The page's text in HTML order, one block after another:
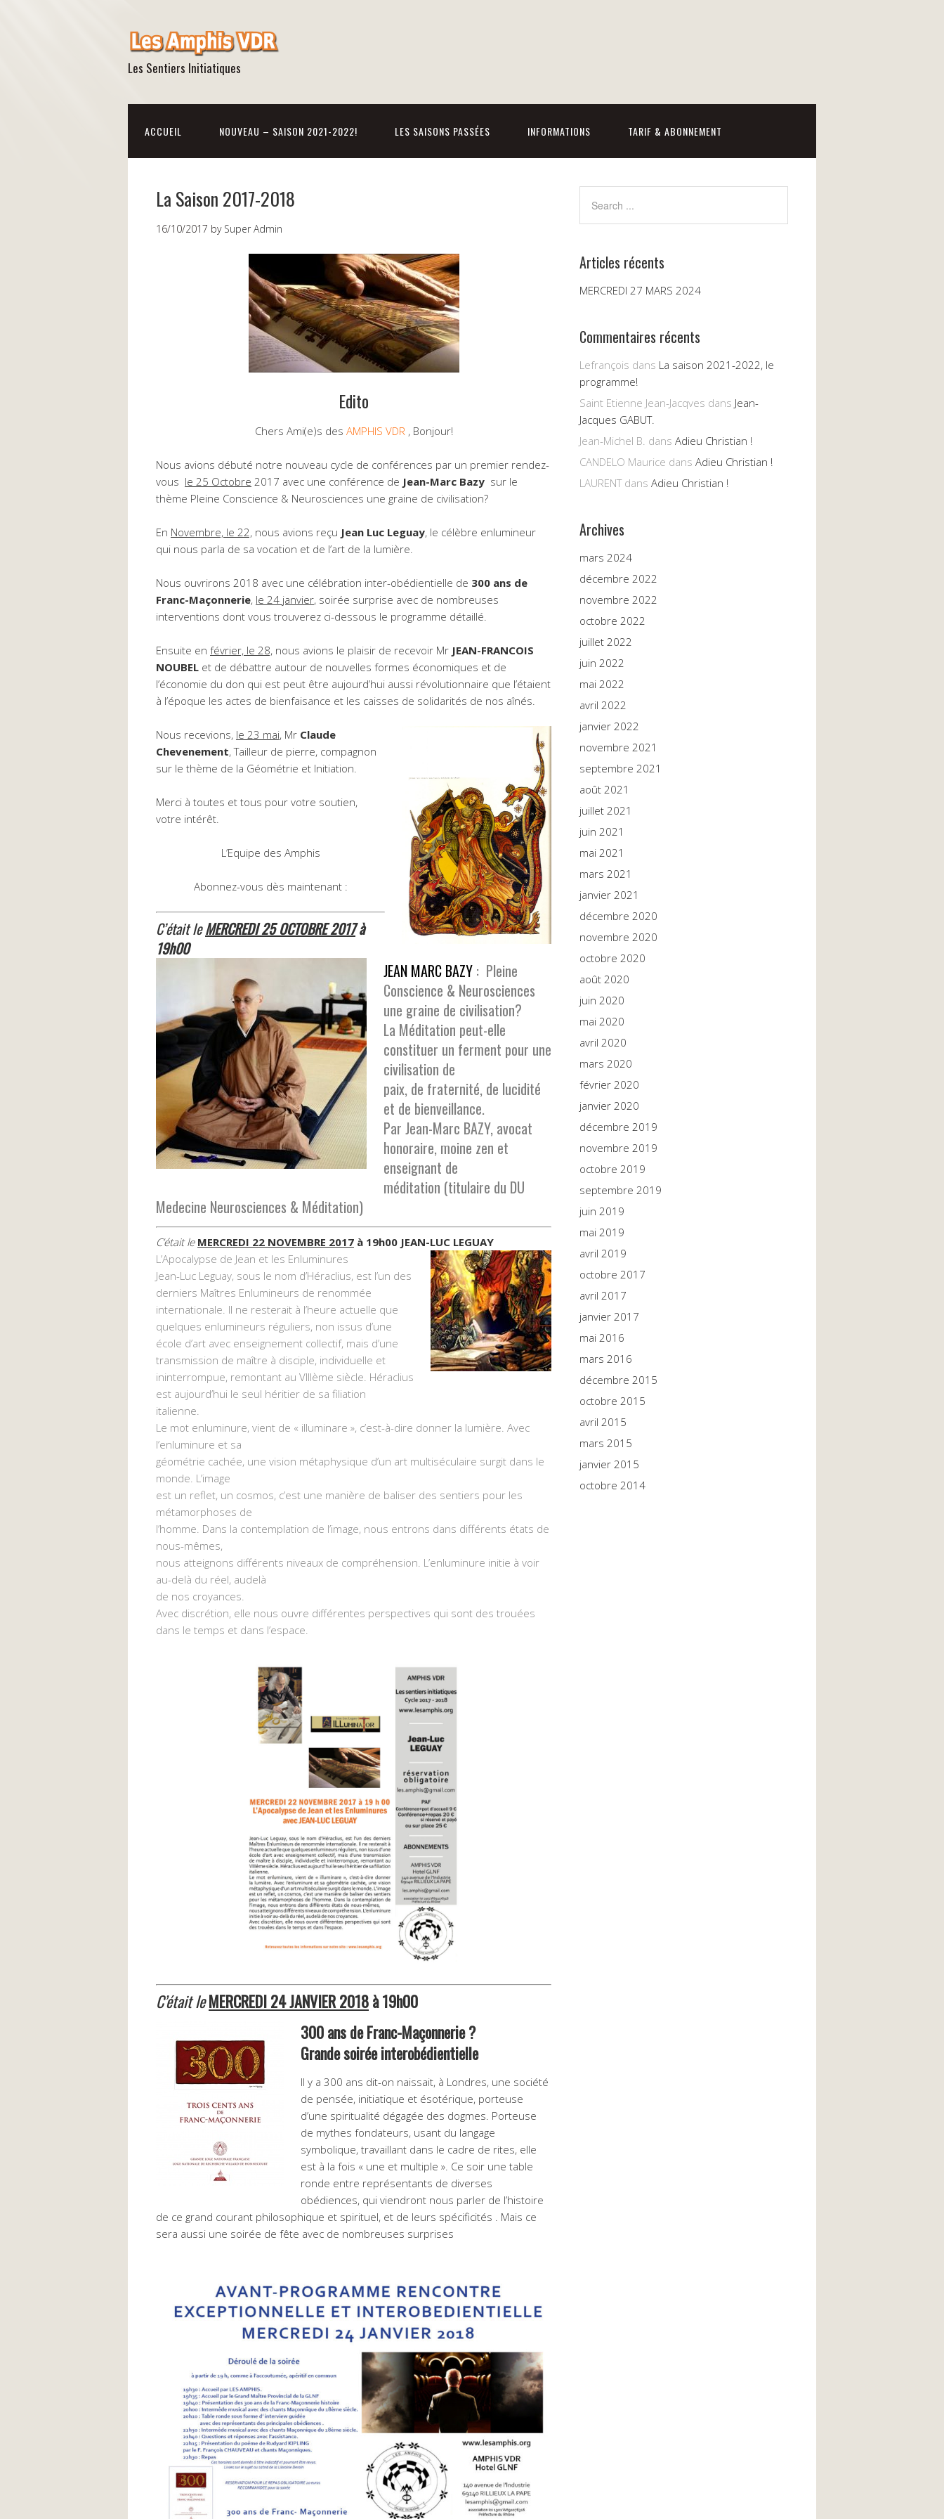
Les Sentiers Initiatiques
ACCUEIL NOUVEAU – SAISON 2021-2022! LES SAISONS PASSÉES INFORMATIONS TARIF & ABONNEMENT
La Saison 2017-2018
16/10/2017 by Super Admin
Edito
Chers Ami(e)s des AMPHIS VDR , Bonjour!
Nous avions débuté notre nouveau cycle de conférences par un premier rendez-
vous le 25 Octobre 2017 avec une conférence de Jean-Marc Bazy sur le
thème Pleine Conscience & Neurosciences une graine de civilisation?
En Novembre, le 22, nous avions reçu Jean Luc Leguay, le célèbre enlumineur
qui nous parla de sa vocation et de l’art de la lumière.
Nous ouvrirons 2018 avec une célébration inter-obédientielle de 300 ans de
Franc-Maçonnerie, le 24 janvier, soirée surprise avec de nombreuses
interventions dont vous trouverez ci-dessous le programme détaillé.
Ensuite en février, le 28, nous avions le plaisir de recevoir Mr JEAN-FRANCOIS
NOUBEL et de débattre autour de nouvelles formes économiques et de
l’économie du don qui est peut être aujourd’hui aussi révolutionnaire que l’étaient
à l’époque les actes de bienfaisance et les caisses de solidarités de nos aînés.
Nous recevions, le 23 mai, Mr Claude
Chevenement, Tailleur de pierre, compagnon
sur le thème de la Géométrie et Initiation.
Merci à toutes et tous pour votre soutien,
votre intérêt.
L’Equipe des Amphis
Abonnez-vous dès maintenant :
C’était leMERCREDI 25 OCTOBRE 2017à
19h00
JEAN MARC BAZY : Pleine
Conscience & Neurosciences
une graine de civilisation?
La Méditation peut-elle
constituer un ferment pour une
civilisation de
paix, de fraternité, de lucidité
et de bienveillance.
Par Jean-Marc BAZY, avocat
honoraire, moine zen et
enseignant de
méditation (titulaire du DU
Medecine Neurosciences & Méditation)
C’était le MERCREDI 22 NOVEMBRE 2017 à 19h00 JEAN-LUC LEGUAY
L’Apocalypse de Jean et les Enluminures
Jean-Luc Leguay, sous le nom d’Héraclius, est l’un des
derniers Maîtres Enlumineurs de renommée
internationale. Il ne resterait à l’heure actuelle que
quelques enlumineurs réguliers, non issus d’une
école d’art avec enseignement collectif, mais d’une
transmission de maître à disciple, individuelle et
ininterrompue, remontant au VIIIème siècle. Héraclius
est aujourd’hui le seul héritier de sa filiation
italienne.
Le mot enluminure, vient de « illuminare », c’est-à-dire donner la lumière. Avec
l’enluminure et sa
géométrie cachée, une vision métaphysique d’un art multiséculaire surgit dans le
monde. L’image
est un reflet, un cosmos, c’est une manière de baliser des sentiers pour les
métamorphoses de
l’homme. Dans la contemplation de l’image, nous entrons dans différents états de
nous-mêmes,
nous atteignons différents niveaux de compréhension. L’enluminure initie à voir
au-delà du réel, audelà
de nos croyances.
Avec discrétion, elle nous ouvre différentes perspectives qui sont des trouées
dans le temps et dans l’espace.
C’était leMERCREDI 24 JANVIER 2018à 19h00
300 ans de Franc-Maçonnerie ?
Grande soirée interobédientielle
Il y a 300 ans dit-on naissait, à Londres, une société
de pensée, initiatique et ésotérique, porteuse
d’une spiritualité dégagée des dogmes. Porteuse
de mythes fondateurs, usant du langage
symbolique, travaillant dans le cadre de rites, elle
est à la fois « une et multiple ». Ce soir une table
ronde entre représentants de diverses
obédiences, qui viendront nous parler de l’histoire
de ce grand courant philosophique et spirituel, et de leurs spécificités . Mais ce
sera aussi une soirée de fête avec de nombreuses surprises
Articles récents
MERCREDI 27 MARS 2024
Commentaires récents
Lefrançois dans La saison 2021-2022, le
programme!
Saint Etienne Jean-Jacqves dans Jean-
Jacques GABUT.
Jean-Michel B. dans Adieu Christian !
CANDELO Maurice dans Adieu Christian !
LAURENTdans Adieu Christian !
Archives
mars 2024
décembre 2022
novembre 2022
octobre 2022
juillet 2022
juin 2022
mai 2022
avril 2022
janvier 2022
novembre 2021
septembre 2021
août 2021
juillet 2021
juin 2021
mai 2021
mars 2021
janvier 2021
décembre 2020
novembre 2020
octobre 2020
août 2020
juin 2020
mai 2020
avril 2020
mars 2020
février 2020
janvier 2020
décembre 2019
novembre 2019
octobre 2019
septembre 2019
juin 2019
mai 2019
avril 2019
octobre 2017
avril 2017
janvier 2017
mai 2016
mars 2016
décembre 2015
octobre 2015
avril 2015
mars 2015
janvier 2015
octobre 2014